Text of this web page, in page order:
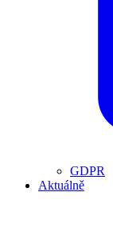
GDPR
Aktuálně